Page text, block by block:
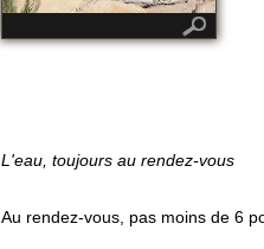
L'eau, toujours au rendez-vous
Au rendez-vous, pas moins de 6